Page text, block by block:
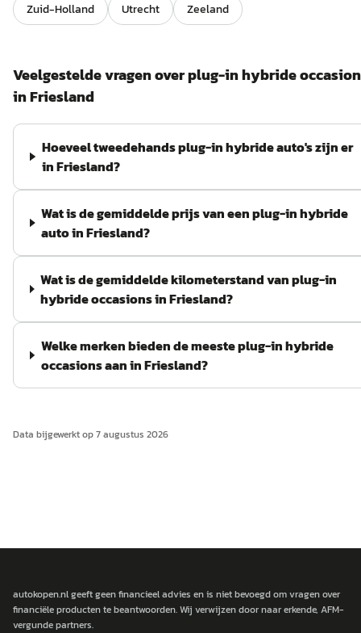
Zuid-Holland
Utrecht Zeeland
Veelgestelde vragen overplug-in hybride
inFriesland
Hoeveel tweedehands plug-in hybride auto's zijn er
in Friesland?
Wat is de gemiddelde prijs van een plug-in hybride
auto in Friesland?
Wat is de gemiddelde kilometerstand van plug-in
hybride occasions in Friesland?
Welke merken bieden de meeste plug-in hybride
occasions aan in Friesland?
Data bijgewerkt op7 augustus 2026
autokopen.nl geeft geen financieel advies en is niet bevoegd om vragen over
financiële producten te beantwoorden. Wij verwijzen door naar erkende, AFM-
vergunde partners.